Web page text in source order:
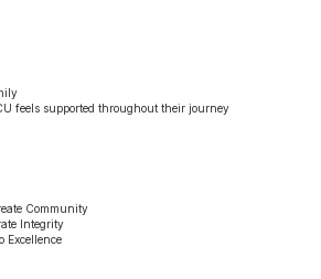
feels supported throughout their journey
Community
Integrity
Excellence